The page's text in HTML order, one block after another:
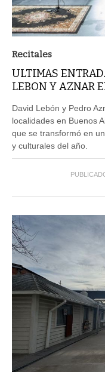
Recitales
ULTIMAS
LEBON Y AZNAR
David Lebón y Pedro
localidades en Buenos
que se transformó en
y culturales del año.